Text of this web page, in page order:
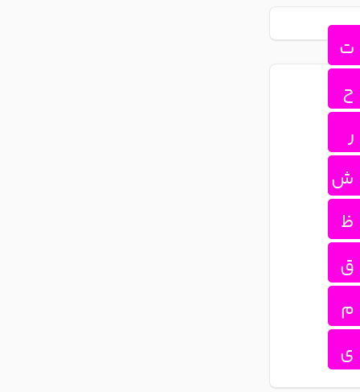
ت
ح
ر
ش
ظ
ق
م
ی